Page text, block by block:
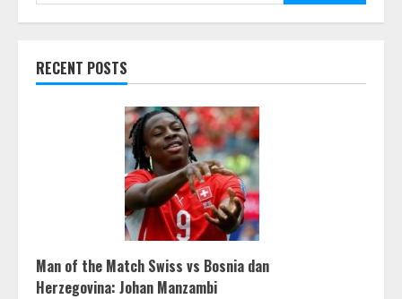
RECENT POSTS
Man of the Match Swiss vs Bosnia dan
Herzegovina: Johan Manzambi